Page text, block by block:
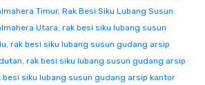
Timur, Rak Besi Siku Lubang Susun
Utara, rak besi siku lubang susun
, rak besi siku lubang susun gudang arsip
, rak besi siku lubang susun gudang arsip
besi siku lubang susun gudang arsip kantor